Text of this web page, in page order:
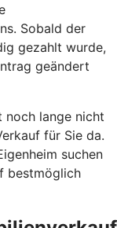
Sobald der
gezahlt wurde,
geändert
lange nicht
für Sie da.
suchen
bestmöglich